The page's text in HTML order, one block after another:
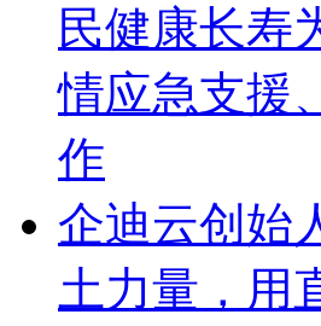
民健康长寿
情应急支援
作
企迪云创始
土力量，用